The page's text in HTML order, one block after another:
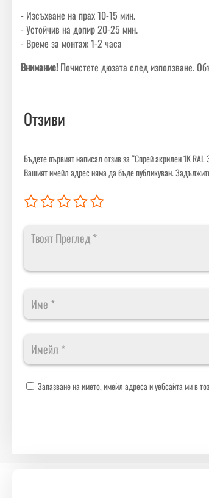
- Изсъхване на прах 10-15 мин.
- Устойчив на допир 20-25 мин.
- Време за монтаж 1-2 часа
Внимание!Почистете дюзата след използване.
Отзиви
Бъдете първият написал отзив за “Спрей акрилен 1K
Вашият имейл адрес няма да бъде публикуван.
Запазване на името, имейл адреса и уебсайта ми в